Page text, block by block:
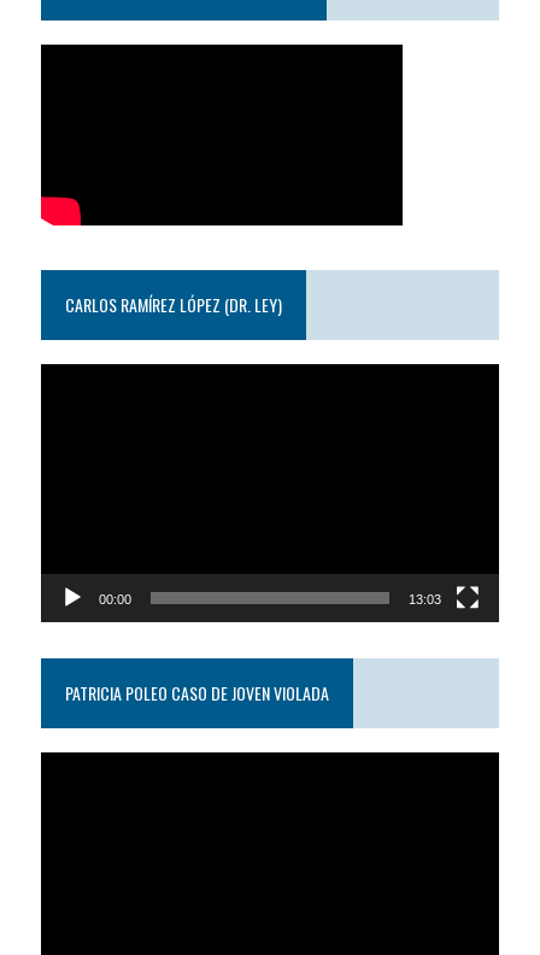
CARLOS RAMÍREZ LÓPEZ (DR. LEY)
00:00 13:03
PATRICIA POLEO CASO DE JOVEN VIOLADA